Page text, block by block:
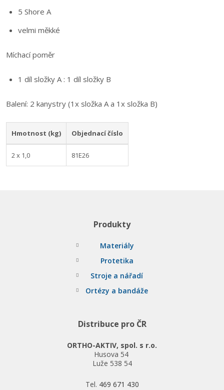
5 Shore A
velmi měkké
Míchací poměr
1 díl složky A : 1 díl složky B
Balení: 2 kanystry (1x složka A a 1x složka B)
Hmotnost (kg) Objednací číslo
2 x 1,0 81E26
Produkty
Materiály
Protetika
Stroje a nářadí
Ortézy a bandáže
Distribuce pro ČR
ORTHO-AKTIV, spol. s r.o.
Husova 54
Luže 538 54
Tel. 469 671 430